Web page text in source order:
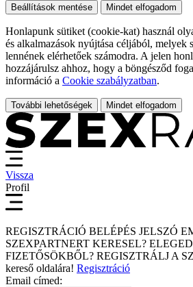
Beállítások mentése Mindet elfogadom
Honlapunk sütiket (cookie-kat) használ
és alkalmazások nyújtása céljából, melyek
lennének elérhetőek számodra. A jelen
hozzájárulsz ahhoz, hogy a böngésződ
információ a Cookie szabályzatban.
További lehetőségek Mindet elfogadom
Vissza
Profil
REGISZTRÁCIÓ BELÉPÉS JELSZÓ
SZEXPARTNERT KERESEL?
FIZETŐSÖKBŐL? REGISZTRÁLJ A
kereső oldalára! Regisztráció
Email címed: